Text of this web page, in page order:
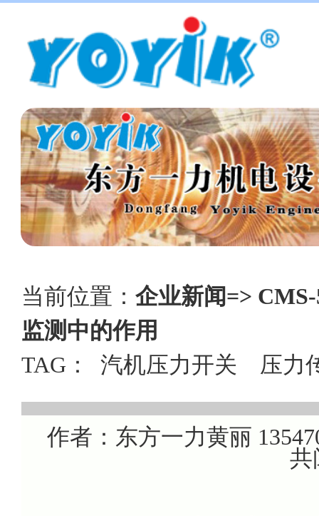
当前位置： 企业新闻=>
监测中的作用
TAG： 汽机压力开关 压力
作者：东方一力黄丽
共